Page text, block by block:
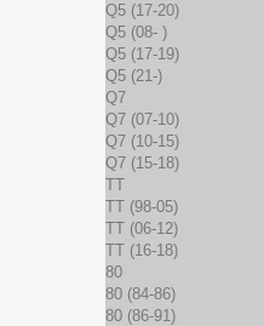
Q5 (17-20)
Q5 (08- )
Q5 (17-19)
Q5 (21-)
Q7
Q7 (07-10)
Q7 (10-15)
Q7 (15-18)
TT
TT (98-05)
TT (06-12)
TT (16-18)
80
80 (84-86)
80 (86-91)